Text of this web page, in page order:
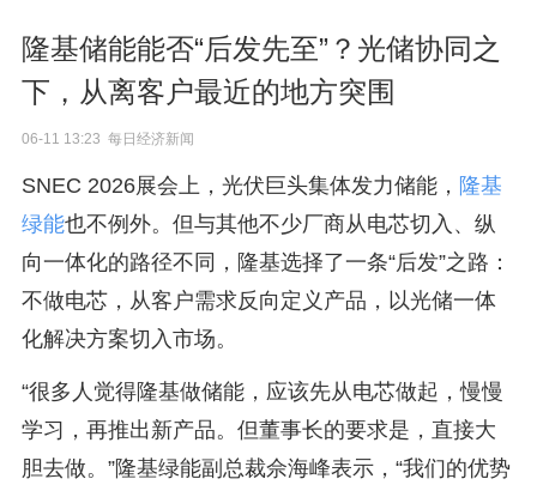
隆基储能能否“后发先至”？光储协同之
下，从离客户最近的地方突围
06-11 13:23 每日经济新闻
SNEC 2026展会上，光伏巨头集体发力储能， 隆基
绿能也不例外。但与其他不少厂商从电芯切入、纵
向一体化的路径不同，隆基选择了一条“后发”之路：
不做电芯，从客户需求反向定义产品，以光储一体
化解决方案切入市场。
“很多人觉得隆基做储能，应该先从电芯做起，慢慢
学习，再推出新产品。但董事长的要求是，直接大
胆去做。”隆基绿能副总裁佘海峰表示，“我们的优势